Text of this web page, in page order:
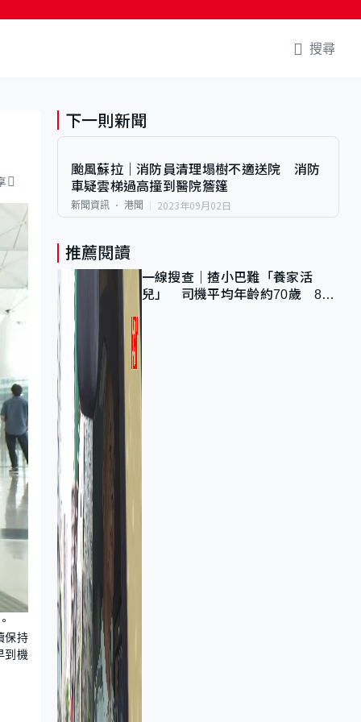
搜尋
保持
到機
下一則新聞
颱風蘇拉｜消防員清理塌樹不適送院 消防
車疑雲梯過高撞到醫院簷篷
新聞資訊 港聞 2023年09月02日
推薦閱讀
一線搜查｜揸小巴難「養家活
兒」 司機平均年齡約70歲 88